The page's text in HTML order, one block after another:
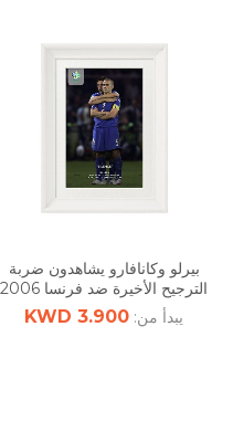
بيرلو وكانافارو يشاهدون ضربة
الترجيح الأخيرة ضد فرنسا 2006
يبدأ من: 3.900 KWD